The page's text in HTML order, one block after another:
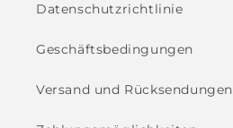
Datenschutzrichtlinie
Geschäftsbedingungen
Versand und Rücksendungen